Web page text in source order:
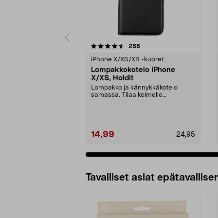
288arvostelut
iPhone X/XS/XR -kuoret
Lompakkokotelo iPhone
X/XS, Holdit
Lompakko ja kännykkäkotelo
samassa. Tilaa kolmelle
14,99 24,95
4.0 viidestä
Tavalliset asiat